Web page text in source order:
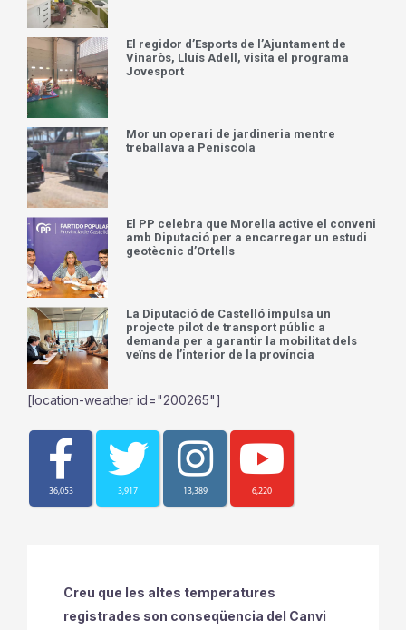
El regidor d’Esports de l’Ajuntament de
Vinaròs, Lluís Adell, visita el programa
Jovesport
Mor un operari de jardineria mentre
treballava a Peníscola
El PP celebra que Morella active el conveni
amb Diputació per a encarregar un estudi
geotècnic d’Ortells
La Diputació de Castelló impulsa un
projecte pilot de transport públic a
demanda per a garantir la mobilitat dels
veïns de l’interior de la província
[location-weather id="200265"]
36,053 3,917 13,389 6,220
Creu que les altes temperatures
registrades son conseqüencia del Canvi